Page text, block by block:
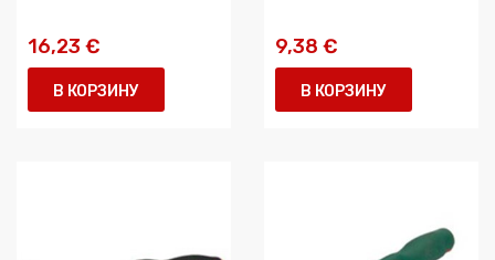
16,23 €
В КОРЗИНУ
9,38 €
В КОРЗИНУ